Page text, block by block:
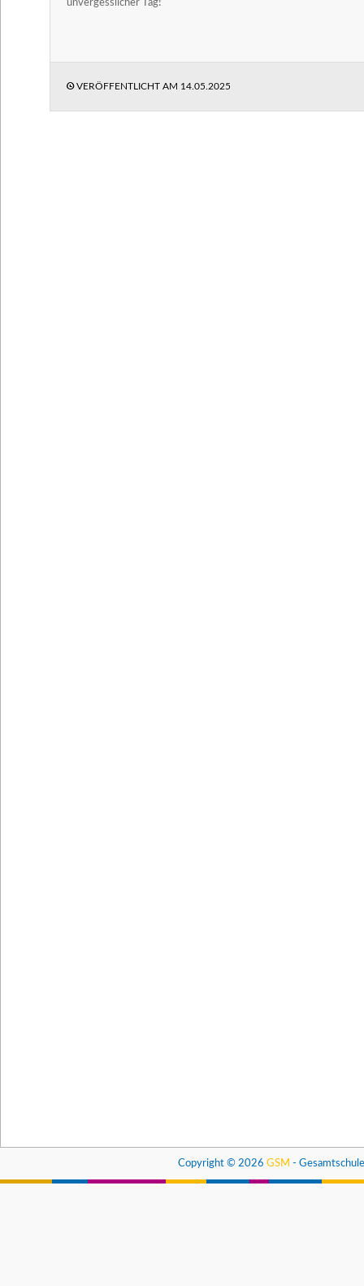
unvergesslicher Tag!
VERÖFFENTLICHT AM 14.05.2025
Copyright © 2026GSM -